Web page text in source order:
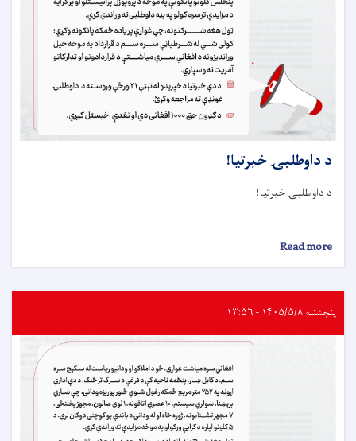
د داوطلبۍ خبرتيا!
د داوطلبۍ خبرتيا!
Read more
د
خبرتيا!
پنجشنبه ۱۴۰۵/۵/۸ - ۱۳:۵۶